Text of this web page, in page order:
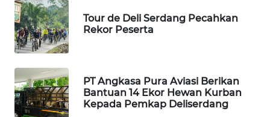
Tour de Deli Serdang Pecahkan
Rekor Peserta
PT Angkasa Pura Aviasi Berikan
Bantuan 14 Ekor Hewan Kurban
Kepada Pemkap Deliserdang
SIDIKALANG
NEWS
SIBARAGAS
NEWS
METRO
SIANTAR